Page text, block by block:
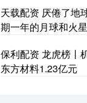
天载配资 厌倦了地
期一年的月球和火
保利配资 龙虎榜丨
东方材料1.23亿元